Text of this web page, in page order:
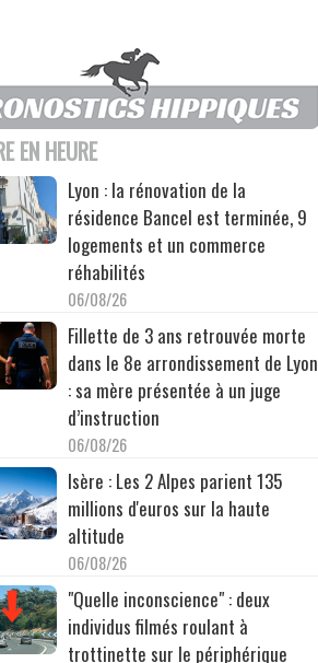
EN HEURE
Lyon : la rénovation de la
résidence Bancel est terminée, 9
logements et un commerce
réhabilités
06/08/26
Fillette de 3 ans retrouvée morte
dans le 8e arrondissement de Lyon
: sa mère présentée à un juge
d’instruction
06/08/26
Isère : Les 2 Alpes parient 135
millions d'euros sur la haute
altitude
06/08/26
"Quelle inconscience" : deux
individus filmés roulant à
trottinette sur le périphérique